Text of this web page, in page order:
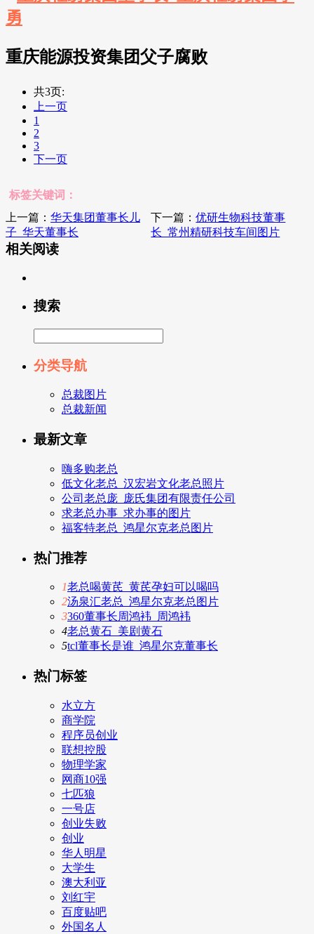
重庆能源投资集团父子腐败
共3页:
上一页
1
2
3
下一页
标签关键词：
上一篇： 华天集团董事长儿
子_华天董事长
下一篇：优研生物科技董事
长_常州精研科技车间图片
相关阅读
搜索
分类导航
总裁图片
总裁新闻
最新文章
嗨多购老总
低文化老总_汉宏岩文化老总照片
公司老总庞_庞氏集团有限责任公司
求老总办事_求办事的图片
福客特老总_鸿星尔克老总图片
热门推荐
1老总喝黄芪_黄芪孕妇可以喝吗
2汤泉汇老总_鸿星尔克老总图片
3360董事长周鸿袆_周鸿袆
4老总黄石_美剧黄石
5tcl董事长是谁_鸿星尔克董事长
热门标签
水立方
商学院
程序员创业
联想控股
物理学家
网商10强
七匹狼
一号店
创业失败
创业
华人明星
大学生
澳大利亚
刘红宇
百度贴吧
外国名人